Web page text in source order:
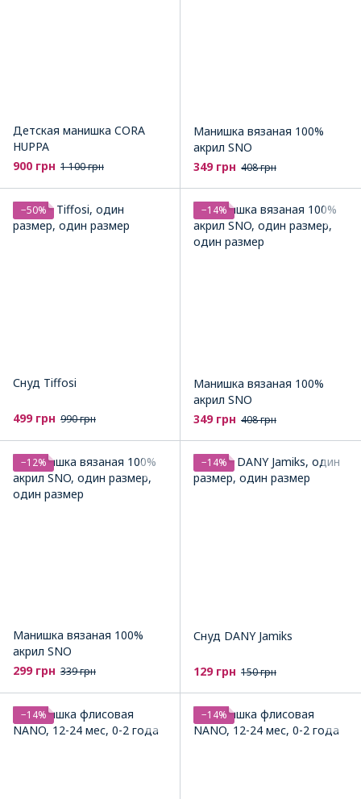
Детская манишка CORA
HUPPA
900 грн 1 100 грн
Манишка вязаная 100%
акрил SNO
349 грн 408 грн
−50%
Снуд Tiffosi
499 грн 990 грн
−14%
Манишка вязаная 100%
акрил SNO
349 грн 408 грн
−12%
Манишка вязаная 100%
акрил SNO
299 грн 339 грн
−14%
Снуд DANY Jamiks
129 грн 150 грн
−14% −14%